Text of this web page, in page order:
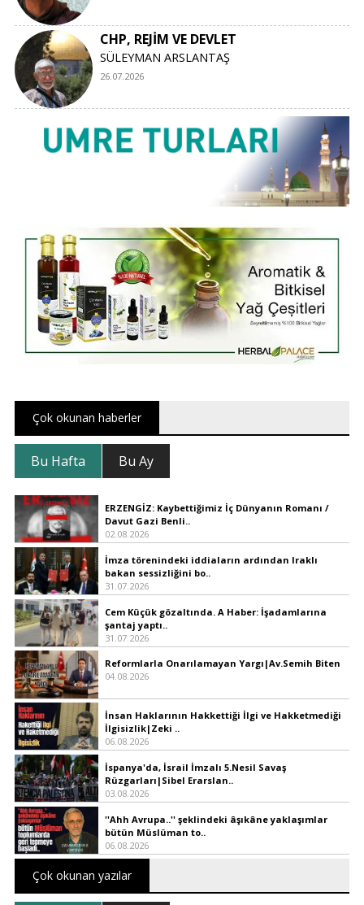
CHP, REJİM VE DEVLET
SÜLEYMAN ARSLANTAŞ
26.07.2026
Çok okunan haberler
Bu Hafta Bu Ay
ERZENGİZ: Kaybettiğimiz İç Dünyanın Romanı /
Davut Gazi Benli..
02.08.2026
İmza törenindeki iddiaların ardından Iraklı
bakan sessizliğini bo..
31.07.2026
Cem Küçük gözaltında. A Haber: İşadamlarına
şantaj yaptı..
31.07.2026
Reformlarla Onarılamayan Yargı|Av.Semih Biten
04.08.2026
İnsan Haklarının Hakkettiği İlgi ve Hakketmediği
İlgisizlik|Zeki ..
06.08.2026
İspanya'da, İsrail İmzalı 5.Nesil Savaş
Rüzgarları|Sibel Erarslan..
03.08.2026
''Ahh Avrupa..'' şeklindeki âşıkâne yaklaşımlar
bütün Müslüman to..
06.08.2026
Çok okunan yazılar